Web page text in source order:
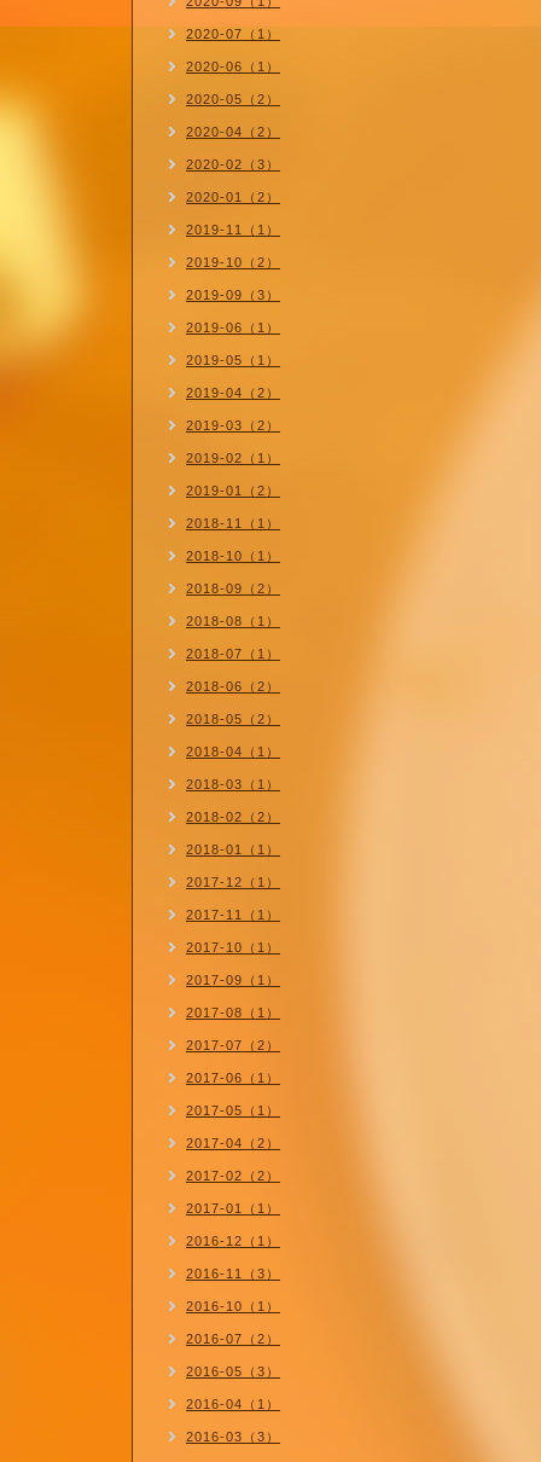
2020-07（1）
2020-06（1）
2020-05（2）
2020-04（2）
2020-02（3）
2020-01（2）
2019-11（1）
2019-10（2）
2019-09（3）
2019-06（1）
2019-05（1）
2019-04（2）
2019-03（2）
2019-02（1）
2019-01（2）
2018-11（1）
2018-10（1）
2018-09（2）
2018-08（1）
2018-07（1）
2018-06（2）
2018-05（2）
2018-04（1）
2018-03（1）
2018-02（2）
2018-01（1）
2017-12（1）
2017-11（1）
2017-10（1）
2017-09（1）
2017-08（1）
2017-07（2）
2017-06（1）
2017-05（1）
2017-04（2）
2017-02（2）
2017-01（1）
2016-12（1）
2016-11（3）
2016-10（1）
2016-07（2）
2016-05（3）
2016-04（1）
2016-03（3）